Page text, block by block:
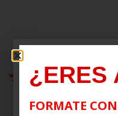
¿ERES
FORMATE